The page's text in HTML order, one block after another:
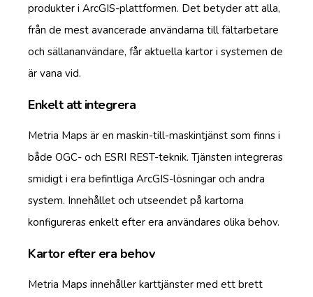
produkter i ArcGIS-plattformen. Det betyder att alla,
från de mest avancerade användarna till fältarbetare
och sällananvändare, får aktuella kartor i systemen de
är vana vid.
Enkelt att integrera
Metria Maps är en maskin-till-maskintjänst som finns i
både OGC- och ESRI REST-teknik. Tjänsten integreras
smidigt i era befintliga ArcGIS-lösningar och andra
system. Innehållet och utseendet på kartorna
konfigureras enkelt efter era användares olika behov.
Kartor efter era behov
Metria Maps innehåller karttjänster med ett brett